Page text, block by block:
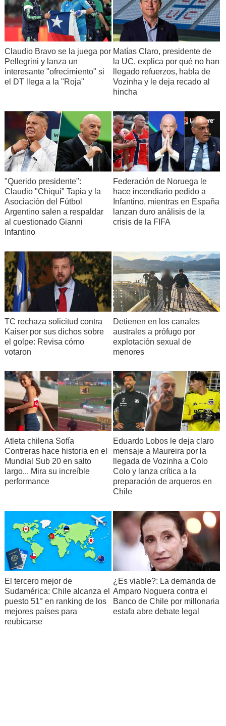
Claudio Bravo se la juega por
Pellegrini y lanza un
interesante "ofrecimiento" si
el DT llega a la "Roja"
Matías Claro, presidente de
la UC, explica por qué no han
llegado refuerzos, habla de
Vozinha y le deja recado al
hincha
"Querido presidente":
Claudio "Chiqui" Tapia y la
Asociación del Fútbol
Argentino salen a respaldar
al cuestionado Gianni
Infantino
Federación de Noruega le
hace incendiario pedido a
Infantino, mientras en España
lanzan duro análisis de la
crisis de la FIFA
TC rechaza solicitud contra
Kaiser por sus dichos sobre
el golpe: Revisa cómo
votaron
Detienen en los canales
australes a prófugo por
explotación sexual de
menores
Atleta chilena Sofía
Contreras hace historia en el
Mundial Sub 20 en salto
largo... Mira su increíble
performance
Eduardo Lobos le deja claro
mensaje a Maureira por la
llegada de Vozinha a Colo
Colo y lanza crítica a la
preparación de arqueros en
Chile
El tercero mejor de
Sudamérica: Chile alcanza el
puesto 51° en ranking de los
mejores países para
reubicarse
¿Es viable?: La demanda de
Amparo Noguera contra el
Banco de Chile por millonaria
estafa abre debate legal